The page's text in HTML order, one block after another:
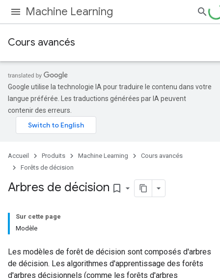
Machine Learning
Cours avancés
Google utilise la technologie IA pour traduire le contenu dans votre
langue préférée. Les traductions générées par IA peuvent
contenir des erreurs.
Accueil Produits Machine Learning
Cours avancés
Forêts de décision
Arbres de décision bookmark_border
Sur cette page
Modèle
Les modèles de forêt de décision sont composés d'arbres
de décision. Les algorithmes d'apprentissage des forêts
d'arbres décisionnels (comme les forêts d'arbres